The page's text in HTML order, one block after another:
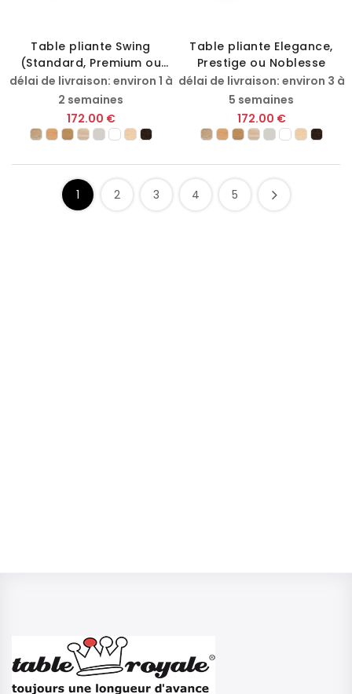
Table pliante Swing
(Standard, Premium ou
Exclusif)
délai de livraison: environ 1 à
2 semaines
172.00 €
Table pliante Elegance,
Prestige ou Noblesse
délai de livraison: environ 3 à
5 semaines
172.00 €
1 2 3 4 5